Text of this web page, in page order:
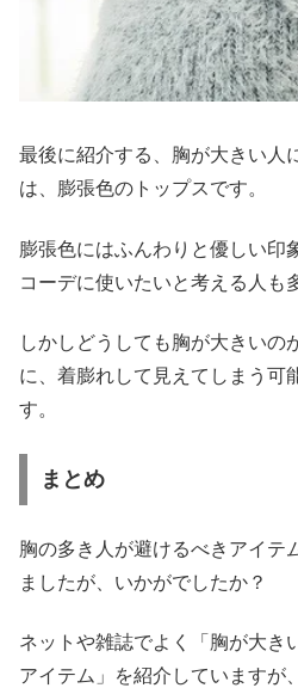
最後に紹介する、胸が大きい人
は、膨張色のトップスです。
膨張色にはふんわりと優しい印
コーデに使いたいと考える人も
しかしどうしても胸が大きいの
に、着膨れして見えてしまう可
す。
まとめ
胸の多き人が避けるべきアイテ
ましたが、いかがでしたか？
ネットや雑誌でよく「胸が大き
アイテム」を紹介していますが